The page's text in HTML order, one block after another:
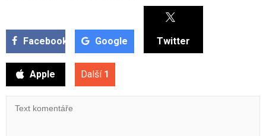
Facebook Google Twitter
Apple Další 1